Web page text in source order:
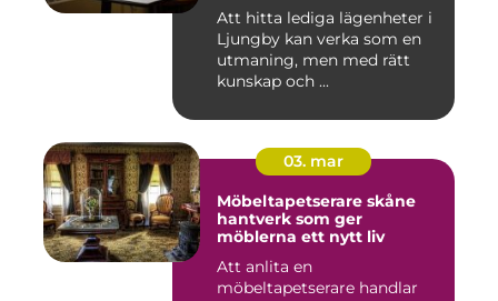
Att hitta lediga lägenheter i
Ljungby kan verka som en
utmaning, men med rätt
kunskap och ...
03. mar
Möbeltapetserare skåne
hantverk som ger
möblerna ett nytt liv
Att anlita en
möbeltapetserare handlar